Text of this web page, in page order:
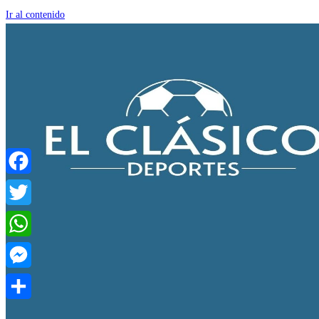
Ir al contenido
Facebook
Twitter
WhatsApp
Messenger